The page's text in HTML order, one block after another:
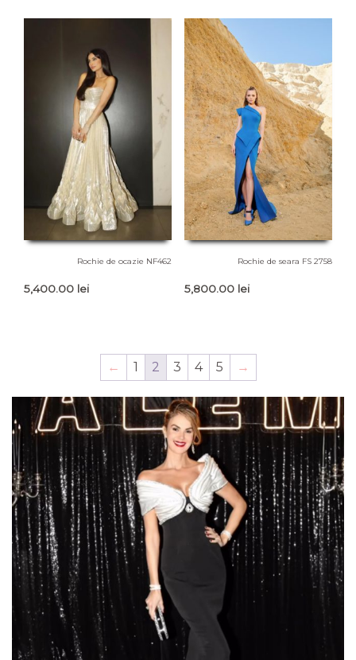
până
5,500.00 lei
Rochie de ocazie NF462
5,400.00 lei
Rochie de seara FS 2758
5,800.00 lei
← 1 2 3 4 5 →